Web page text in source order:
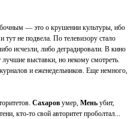
— это о крушении культуры, ибо
не подвела. По телевизору стало
исчезли, либо деградировали. В кино
выставки, но некому смотреть.
и еженедельников. Еще немного,
Сахаров умер, Мень убит,
кто-то свой авторитет проболтал...